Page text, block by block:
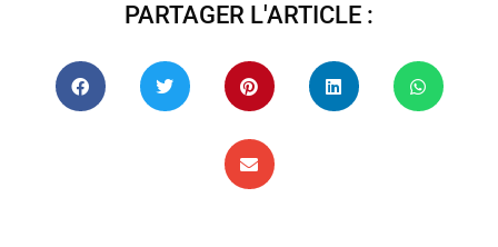
PARTAGER L'ARTICLE :